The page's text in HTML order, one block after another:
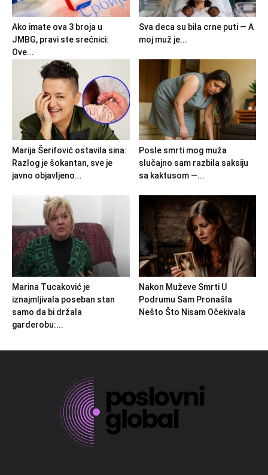
Ako imate ova 3 broja u
JMBG, pravi ste srećnici:
Ove...
Sva deca su bila crne puti — A
moj muž je...
Marija Šerifović ostavila sina:
Razlog je šokantan, sve je
javno objavljeno...
Posle smrti mog muža
slučajno sam razbila saksiju
sa kaktusom —...
Marina Tucaković je
iznajmljivala poseban stan
samo da bi držala
garderobu:...
Nakon Muževe Smrti U
Podrumu Sam Pronašla
Nešto Što Nisam Očekivala